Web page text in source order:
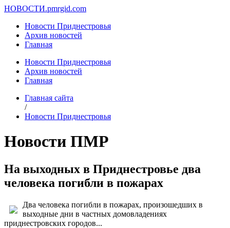
НОВОСТИ.pmrgid.com
Новости Приднестровья
Архив новостей
Главная
Новости Приднестровья
Архив новостей
Главная
Главная сайта
/
Новости Приднестровья
Новости ПМР
На выходных в Приднестровье два
человека погибли в пожарах
Два человека погибли в пожарах, произошедших в
выходные дни в частных домовладениях
приднестровских городов...